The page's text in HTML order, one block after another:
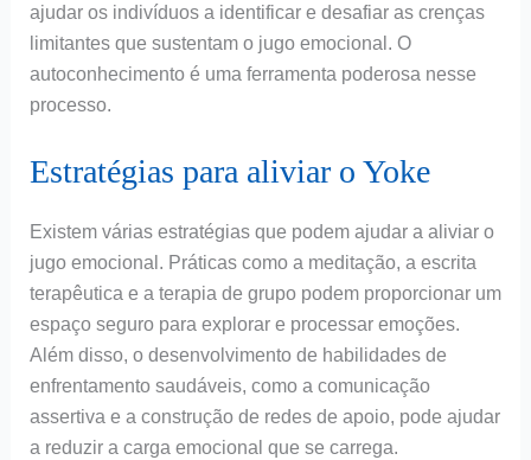
ajudar os indivíduos a identificar e desafiar as crenças
limitantes que sustentam o jugo emocional. O
autoconhecimento é uma ferramenta poderosa nesse
processo.
Estratégias para aliviar o Yoke
Existem várias estratégias que podem ajudar a aliviar o
jugo emocional. Práticas como a meditação, a escrita
terapêutica e a terapia de grupo podem proporcionar um
espaço seguro para explorar e processar emoções.
Além disso, o desenvolvimento de habilidades de
enfrentamento saudáveis, como a comunicação
assertiva e a construção de redes de apoio, pode ajudar
a reduzir a carga emocional que se carrega.